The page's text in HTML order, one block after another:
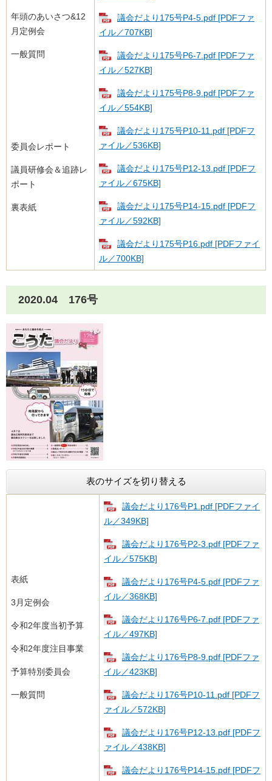
年頭のあいさつ&12
月定例会
一般質問
委員会レポート
議員研修会＆追跡レ
ポート
裏表紙
議会だより175号​P4-5.pdf [PDFファ
イル／707KB]
議会だより175号​P6-7.pdf [PDFファ
イル／527KB]
議会だより175号​P8-9.pdf [PDFファ
イル／554KB]
議会だより175号​P10-11.pdf [PDFフ
ァイル／536KB]
議会だより175号​P12-13.pdf [PDFフ
ァイル／675KB]
議会だより175号​P14-15.pdf [PDFフ
ァイル／592KB]
議会だより175号​P16.pdf [PDFファイ
ル／700KB]
2020.04 176号
表のサイズを切り替える
表紙
3月定例会
令和2年度当初予算
令和2年度注目事業
予算特別委員会
一般質問
議会だより176号​P1.pdf [PDFファイ
ル／349KB]
議会だより176号​​P2-3.pdf [PDFファ
イル／575KB]
議会だより176号​​P4-5.pdf [PDFファ
イル／368KB]
議会だより176号​​P6-7.pdf [PDFファ
イル／497KB]
議会だより176号​​P8-9.pdf [PDFファ
イル／423KB]
議会だより176号​​P10-11.pdf [PDFフ
ァイル／572KB]
議会だより176号​​P12-13.pdf [PDFフ
ァイル／438KB]
議会だより176号​​P14-15.pdf [PDFフ